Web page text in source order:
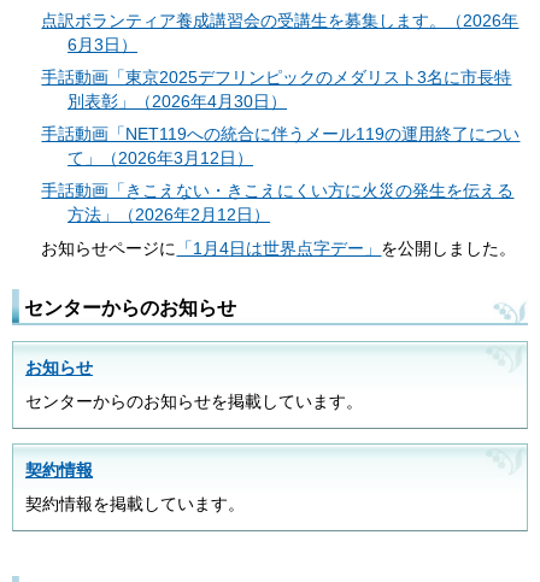
点訳ボランティア養成講習会の受講生を募集します。（2026年
6月3日）
手話動画「東京2025デフリンピックのメダリスト3名に市長特
別表彰」（2026年4月30日）
手話動画「NET119への統合に伴うメール119の運用終了につい
て」（2026年3月12日）
手話動画「きこえない・きこえにくい方に火災の発生を伝える
方法」（2026年2月12日）
お知らせページに
「1月4日は世界点字デー」 を公開しました。
センターからのお知らせ
お知らせ
センターからのお知らせを掲載しています。
契約情報
契約情報を掲載しています。